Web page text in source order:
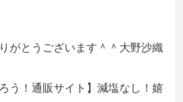
がとうございます＾＾大野沙織
う！通販サイト】減塩なし！嬉